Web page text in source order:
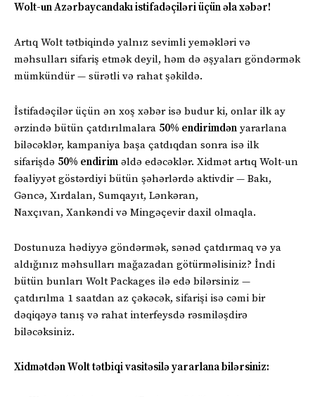
Wolt-un Azərbaycandakı istifadəçiləri üçün əla xəbər!
Artıq Wolt tətbiqində yalnız sevimli yeməkləri və
məhsulları sifariş etmək deyil, həm də əşyaları göndərmək
mümkündür — sürətli və rahat şəkildə.
İstifadəçilər üçün ən xoş xəbər isə budur ki, onlar ilk ay
ərzində bütün çatdırılmalara 50% endirimdən yararlana
biləcəklər, kampaniya başa çatdıqdan sonra isə ilk
sifarişdə 50% endirim əldə edəcəklər. Xidmət artıq Wolt-un
fəaliyyət göstərdiyi bütün şəhərlərdə aktivdir — Bakı,
Gəncə, Xırdalan, Sumqayıt, Lənkəran,
Naxçıvan, Xankəndi və Mingəçevir daxil olmaqla.
Dostunuza hədiyyə göndərmək, sənəd çatdırmaq və ya
aldığınız məhsulları mağazadan götürməlisiniz? İndi
bütün bunları Wolt Packages ilə edə bilərsiniz —
çatdırılma 1 saatdan az çəkəcək, sifarişi isə cəmi bir
dəqiqəyə tanış və rahat interfeysdə rəsmiləşdirə
biləcəksiniz.
Xidmətdən Wolt tətbiqi vasitəsilə yararlana bilərsiniz: